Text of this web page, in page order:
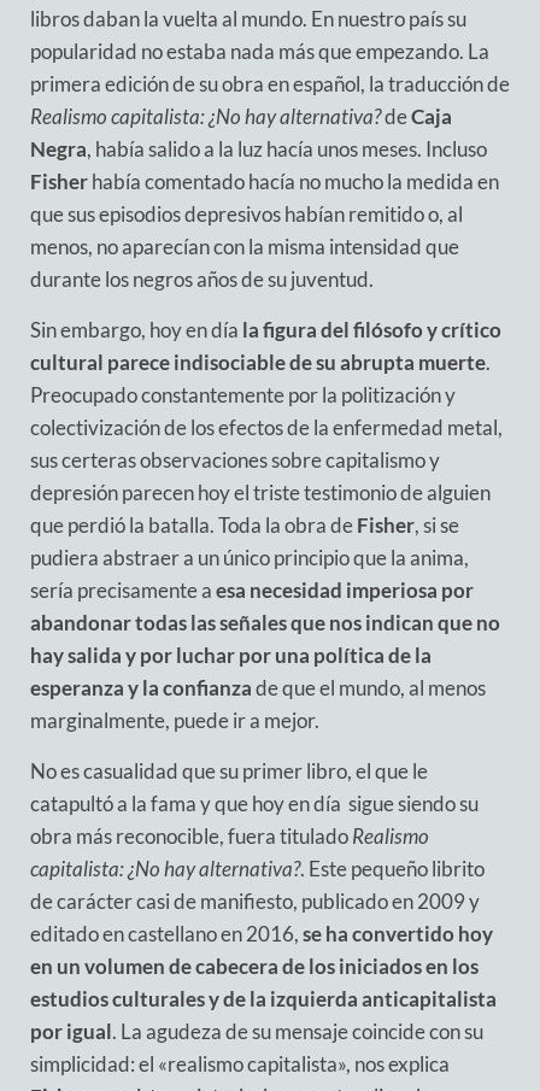
libros daban la vuelta al mundo. En nuestro país su
popularidad no estaba nada más que empezando. La
primera edición de su obra en español, la traducción de
Realismo capitalista: ¿No hay alternativa?deCaja
Negra, había salido a la luz hacía unos meses. Incluso
Fisherhabía comentado hacía no mucho la medida en
que sus episodios depresivos habían remitido o, al
menos, no aparecían con la misma intensidad que
durante los negros años de su juventud.
Sin embargo, hoy en día la figura del filósofo y crítico
cultural parece indisociable de su abrupta muerte.
Preocupado constantemente por la politización y
colectivización de los efectos de la enfermedad metal,
sus certeras observaciones sobre capitalismo y
depresión parecen hoy el triste testimonio de alguien
que perdió la batalla. Toda la obra deFisher, si se
pudiera abstraer a un único principio que la anima,
sería precisamente aesa necesidad imperiosa por
abandonar todas las señales que nos indican que no
hay salida y por luchar por una política de la
esperanza y la confianzade que el mundo, al menos
marginalmente, puede ir a mejor.
No es casualidad que su primer libro, el que le
catapultó a la fama y que hoy en día sigue siendo su
obra más reconocible, fuera tituladoRealismo
capitalista: ¿No hay alternativa?. Este pequeño librito
de carácter casi de manifiesto, publicado en 2009 y
editado en castellano en 2016,se ha convertido hoy
en un volumen de cabecera de los iniciados en los
estudios culturales y de la izquierda anticapitalista
por igual. La agudeza de su mensaje coincide con su
simplicidad: el «realismo capitalista», nos explica